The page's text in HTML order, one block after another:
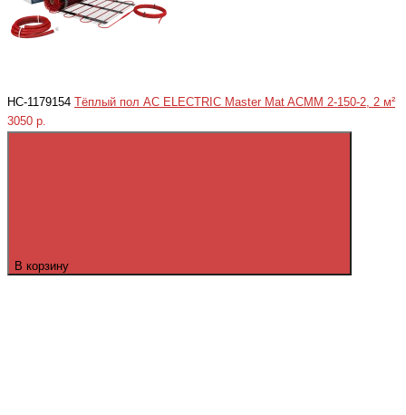
НС-1179154
Тёплый пол AC ELECTRIC Master Mat ACMM 2-150-2, 2 м²
3050 р.
В корзину